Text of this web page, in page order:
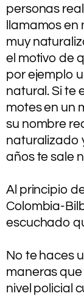
personas
llamamos
muy
el motivo de
por ejemplo
natural. Si te
motes en un
su nombre
naturalizado
años te sale
Al principio
Colombia-
escuchado
No te haces
maneras
nivel policial